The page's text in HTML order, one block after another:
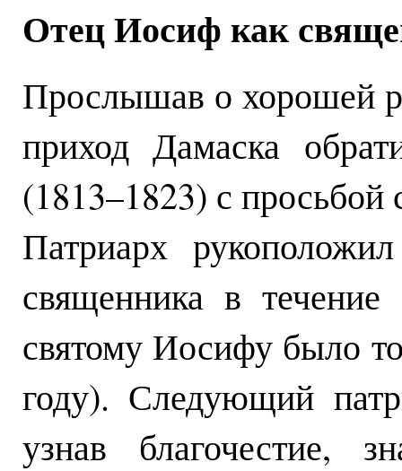
Отец Иосиф как
Прослышав о хорошей
приход Дамаска
(1813–1823) с
Патриарх
священника в
святому Иосифу было
году). Следующий
узнав благочестие,